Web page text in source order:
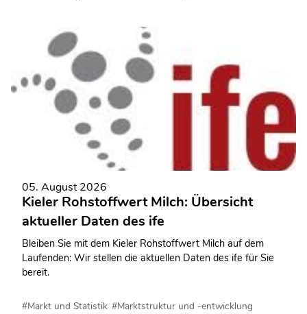
Doch ohne Qualifizierung geht es nicht.
05. August 2026
Kieler Rohstoffwert Milch: Übersicht
aktueller Daten des ife
Bleiben Sie mit dem Kieler Rohstoffwert Milch auf dem
Laufenden: Wir stellen die aktuellen Daten des ife für Sie
bereit.
#Markt und Statistik #Marktstruktur und -entwicklung